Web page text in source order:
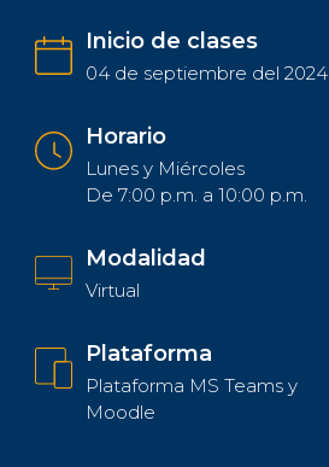
Inicio de clases
04 de septiembre del 2024
Horario
Lunes y Miércoles
De 7:00 p.m. a 10:00 p.m.
Modalidad
Virtual
Plataforma
Plataforma MS Teams y
Moodle